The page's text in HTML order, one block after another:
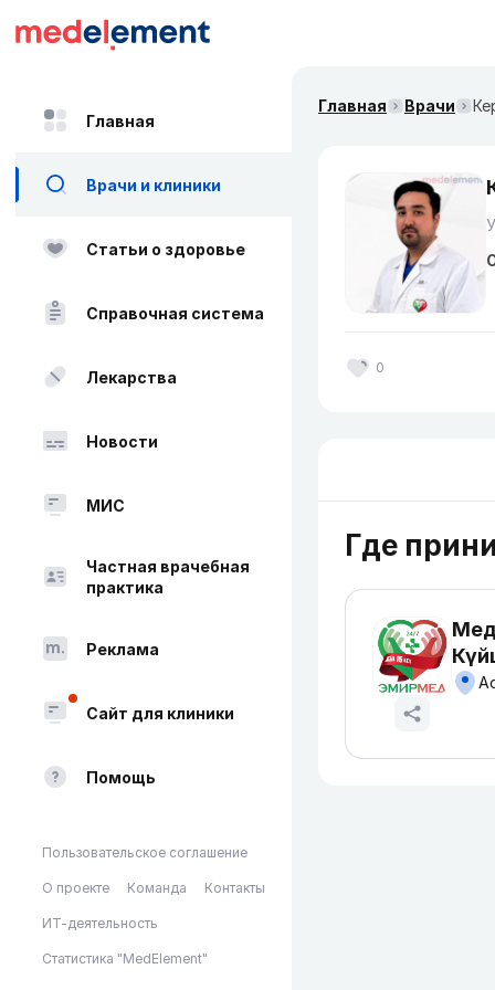
Главная
Врачи и клиники
Статьи о здоровье
Справочная система
Лекарства
Новости
МИС
Частная врачебная
практика
Реклама
Сайт для клиники
Помощь
Пользовательское соглашение
О проекте Команда Контакты
ИТ-деятельность
Статистика "MedElement"
Главная Врачи
0
Где